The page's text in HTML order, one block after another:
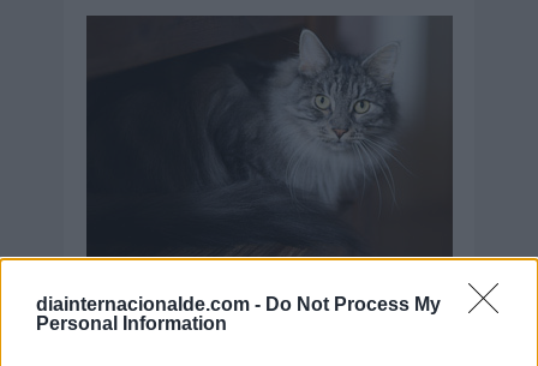
diainternacionalde.com - Do Not Process My
Personal Information